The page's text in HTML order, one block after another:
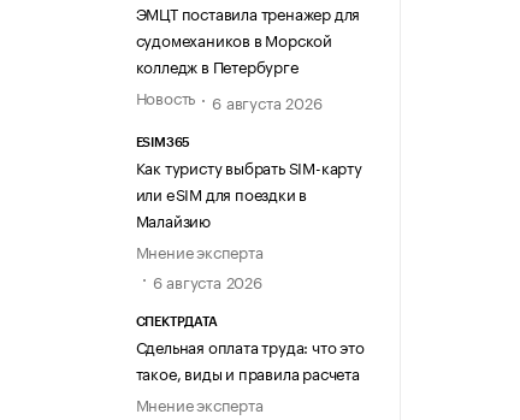
ЭМЦТ поставила тренажер для
судомехаников в Морской
колледж в Петербурге
Новость
6 августа 2026
ESIM365
Как туристу выбрать SIM-карту
или eSIM для поездки в
Малайзию
Мнение эксперта
6 августа 2026
СПЕКТРДАТА
Сдельная оплата труда: что это
такое, виды и правила расчета
Мнение эксперта